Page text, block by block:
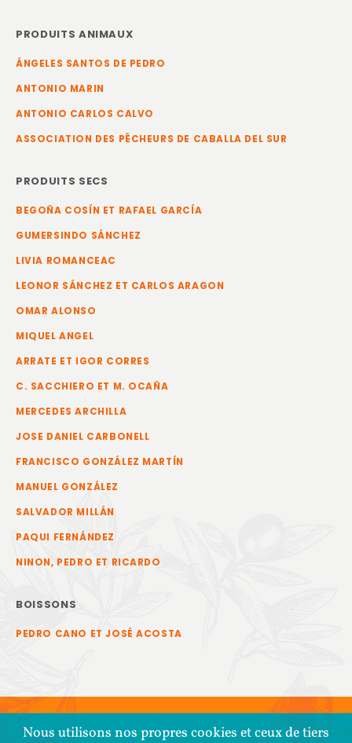
PRODUITS ANIMAUX
ÁNGELES SANTOS DE PEDRO
ANTONIO MARIN
ANTONIO CARLOS CALVO
ASSOCIATION DES PÊCHEURS DE CABALLA DEL SUR
PRODUITS SECS
BEGOÑA COSÍN ET RAFAEL GARCÍA
GUMERSINDO SÁNCHEZ
LIVIA ROMANCEAC
LEONOR SÁNCHEZ ET CARLOS ARAGON
OMAR ALONSO
MIQUEL ANGEL
ARRATE ET IGOR CORRES
C. SACCHIERO ET M. OCAÑA
MERCEDES ARCHILLA
JOSE DANIEL CARBONELL
FRANCISCO GONZÁLEZ MARTÍN
MANUEL GONZÁLEZ
SALVADOR MILLÁN
PAQUI FERNÁNDEZ
NINON, PEDRO ET RICARDO
BOISSONS
PEDRO CANO ET JOSÉ ACOSTA
Nous utilisons nos propres cookies et ceux de tiers